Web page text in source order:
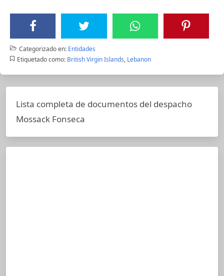
Categorizado en: Entidades
Etiquetado como: British Virgin Islands, Lebanon
Lista completa de documentos del despacho
Mossack Fonseca